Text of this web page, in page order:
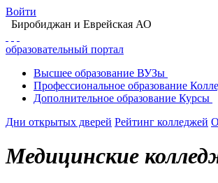
Войти
Биробиджан и Еврейская АО
образовательный портал
Высшее образование ВУЗы
Профессиональное образование
Дополнительное образование Курсы
Дни открытых дверей Рейтинг колледжей
Медицинские